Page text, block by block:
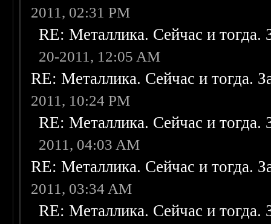
2011, 02:31 PM
RE: Металлика. Сейчас и
20-2011, 12:05 AM
RE: Металлика. Сейчас и тогда.
2011, 10:24 PM
RE: Металлика. Сейчас и
2011, 04:03 AM
RE: Металлика. Сейчас и тогда.
2011, 03:34 AM
RE: Металлика. Сейчас и